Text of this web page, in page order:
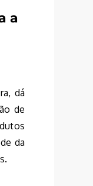
a
dá
de
da